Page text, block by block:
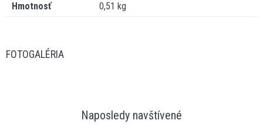
Hmotnosť
0,51 kg
FOTOGALÉRIA
Naposledy navštívené